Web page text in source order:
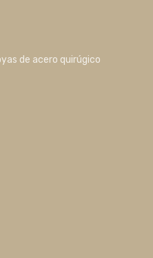
de acero quirúgico